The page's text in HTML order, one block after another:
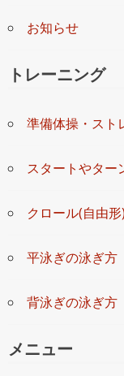
お知らせ
トレーニング
準備体操・スト
スタートやター
クロール(自由
平泳ぎの泳ぎ方
背泳ぎの泳ぎ方
メニュー